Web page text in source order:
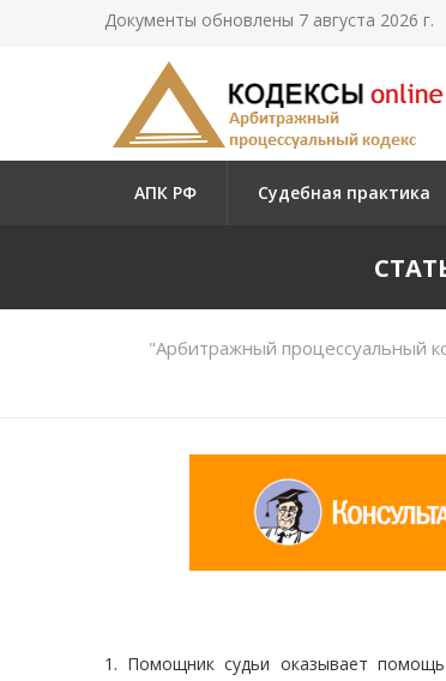
Документы обновлены 7 августа 2026 г.
АПК РФ Судебная практика
"Арбитражный процессуальный
1. Помощник судьи оказывает